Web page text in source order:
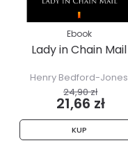
Ebook
Lady in Chain Mail
Henry Bedford-Jones
24,90 zł
21,66 zł
KUP